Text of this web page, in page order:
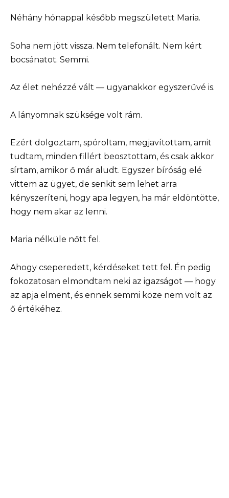
Néhány hónappal később megszületett Maria.
Soha nem jött vissza. Nem telefonált. Nem kért
bocsánatot. Semmi.
Az élet nehézzé vált — ugyanakkor egyszerűvé is.
A lányomnak szüksége volt rám.
Ezért dolgoztam, spóroltam, megjavítottam, amit
tudtam, minden fillért beosztottam, és csak akkor
sírtam, amikor ő már aludt. Egyszer bíróság elé
vittem az ügyet, de senkit sem lehet arra
kényszeríteni, hogy apa legyen, ha már eldöntötte,
hogy nem akar az lenni.
Maria nélküle nőtt fel.
Ahogy cseperedett, kérdéseket tett fel. Én pedig
fokozatosan elmondtam neki az igazságot — hogy
az apja elment, és ennek semmi köze nem volt az
ő értékéhez.